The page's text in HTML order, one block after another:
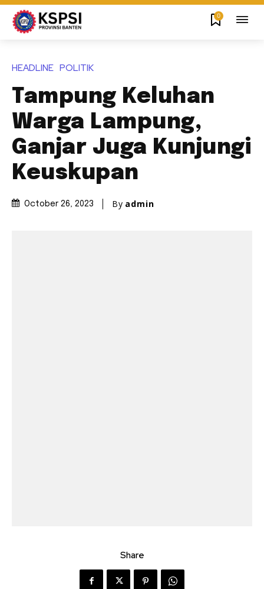
0
HEADLINE POLITIK
Tampung Keluhan
Warga Lampung,
Ganjar Juga Kunjungi
Keuskupan
October 26, 2023 By admin
Share